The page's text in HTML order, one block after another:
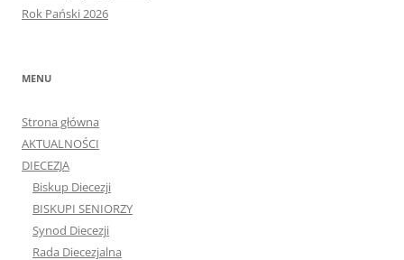
Rok Pański 2026
MENU
Strona główna
AKTUALNOŚCI
DIECEZJA
Biskup Diecezji
BISKUPI SENIORZY
Synod Diecezji
Rada Diecezjalna